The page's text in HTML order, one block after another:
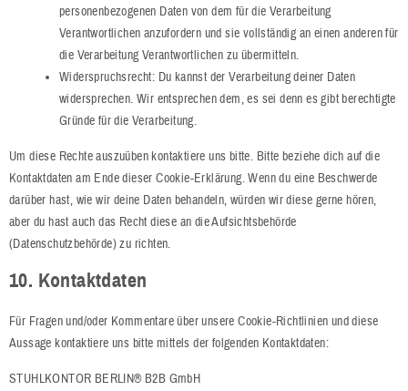
personenbezogenen Daten von dem für die Verarbeitung
Verantwortlichen anzufordern und sie vollständig an einen anderen für
die Verarbeitung Verantwortlichen zu übermitteln.
Widerspruchsrecht: Du kannst der Verarbeitung deiner Daten
widersprechen. Wir entsprechen dem, es sei denn es gibt berechtigte
Gründe für die Verarbeitung.
Um diese Rechte auszuüben kontaktiere uns bitte. Bitte beziehe dich auf die
Kontaktdaten am Ende dieser Cookie-Erklärung. Wenn du eine Beschwerde
darüber hast, wie wir deine Daten behandeln, würden wir diese gerne hören,
aber du hast auch das Recht diese an die Aufsichtsbehörde
(Datenschutzbehörde) zu richten.
10. Kontaktdaten
Für Fragen und/oder Kommentare über unsere Cookie-Richtlinien und diese
Aussage kontaktiere uns bitte mittels der folgenden Kontaktdaten:
STUHLKONTOR BERLIN® B2B GmbH